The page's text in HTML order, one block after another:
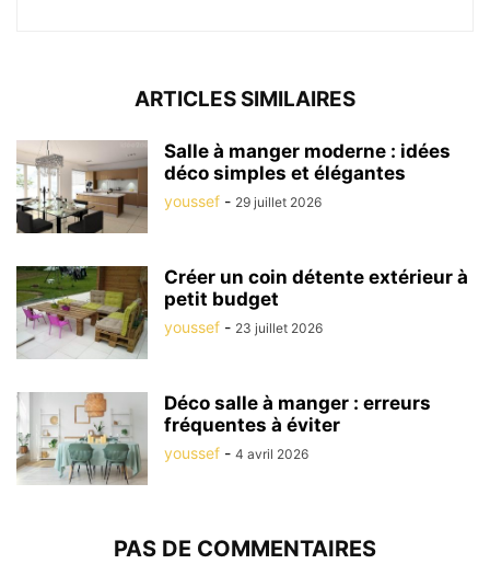
ARTICLES SIMILAIRES
Salle à manger moderne : idées
déco simples et élégantes
youssef - 29 juillet 2026
Créer un coin détente extérieur à
petit budget
youssef - 23 juillet 2026
Déco salle à manger : erreurs
fréquentes à éviter
youssef - 4 avril 2026
PAS DE COMMENTAIRES